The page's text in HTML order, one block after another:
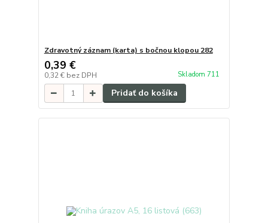
Zdravotný záznam (karta) s bočnou klopou 282
0,39 €
0,32 € bez DPH Skladom 711
Pridať do košíka